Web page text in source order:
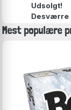
Udsolgt!
Desværre
Mest populære